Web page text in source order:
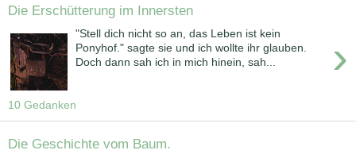
Die Erschütterung im Innersten
›
"Stell dich nicht so an, das Leben ist kein
Ponyhof." sagte sie und ich wollte ihr glauben.
Doch dann sah ich in mich hinein, sah...
10 Gedanken
Die Geschichte vom Baum.